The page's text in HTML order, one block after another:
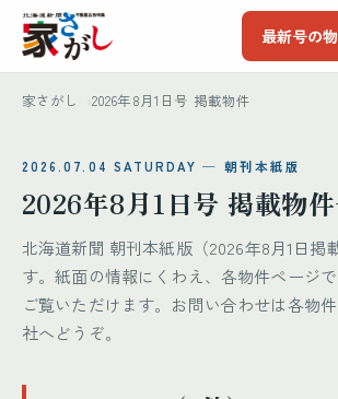
最新号の
家さがし 2026年8月1日号 掲載物件
2026.07.04 SATURDAY ─ 朝刊本紙版
2026年8月1日号 掲載物
北海道新聞 朝刊本紙版（2026年8月1日掲
す。紙面の情報にくわえ、各物件ページ
ご覧いただけます。お問い合わせは各物
社へどうぞ。